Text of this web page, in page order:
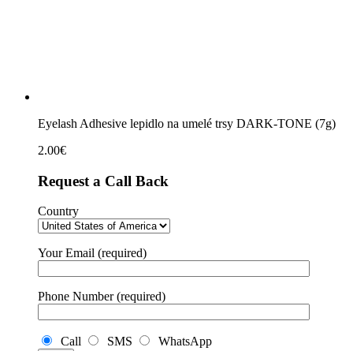
Eyelash Adhesive lepidlo na umelé trsy DARK-TONE (7g)
2.00€
Request a Call Back
Country
Your Email (required)
Phone Number (required)
Call SMS WhatsApp